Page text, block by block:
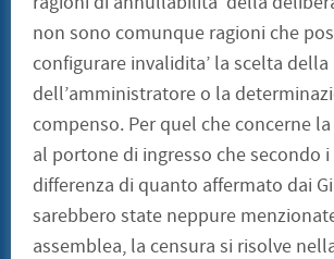
non sono comunque ragioni che
configurare invalidita’ la scelta della
dell’amministratore o la
compenso. Per quel che concerne
al portone di ingresso che secondo
differenza di quanto affermato dai
sarebbero state neppure
assemblea, la censura si risolve